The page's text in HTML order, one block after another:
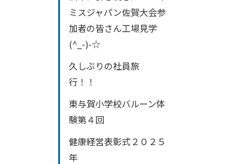
ミスジャパン佐賀大会参
加者の皆さん工場見学
(^_-)-☆
久しぶりの社員旅
行！！
東与賀小学校バルーン体
験第４回
健康経営表彰式２０２５
年